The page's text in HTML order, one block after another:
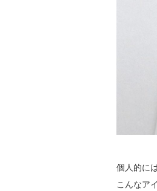
個人的に
こんなア